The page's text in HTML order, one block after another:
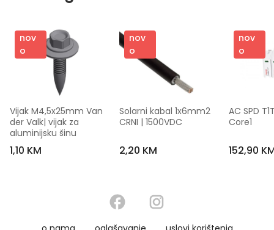
nov
o
Vijak M4,5x25mm Van
der Valk| vijak za
aluminijsku šinu
1,10 KM
nov
o
Solarni kabal 1x6mm2
CRNI | 1500VDC
2,20 KM
nov
o
AC SPD
Core1
152,90